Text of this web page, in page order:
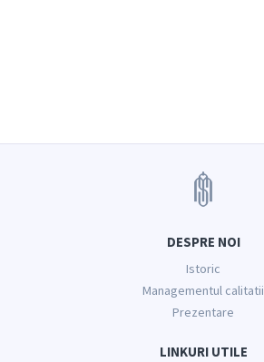
DESPRE NOI
Istoric
Managementul calitatii
Prezentare
LINKURI UTILE